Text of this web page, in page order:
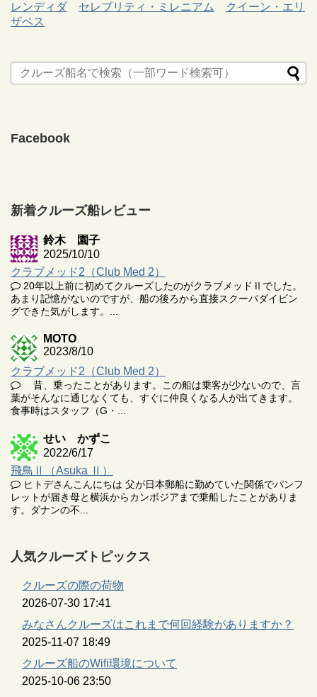
レンディダ
セレブリティ・ミレニアム
クイーン・エリ
ザベス
Facebook
新着クルーズ船レビュー
鈴木 園子
2025/10/10
クラブメッド2（Club Med 2）
20年以上前に初めてクルーズしたのがクラブメッドⅡでした。
あまり記憶がないのですが、船の後ろから直接スクーバダイビン
グできた気がします。...
MOTO
2023/8/10
クラブメッド2（Club Med 2）
昔、乗ったことがあります。この船は乗客が少ないので、言
葉がそんなに通じなくても、すぐに仲良くなる人が出てきます。
食事時はスタッフ（G・...
せい かずこ
2022/6/17
飛鳥Ⅱ（Asuka Ⅱ）
ヒトデさんこんにちは 父が日本郵船に勤めていた関係でパンフ
レットが届き母と横浜からカンボジアまで乗船したことがありま
す。ダナンの不...
人気クルーズトピックス
クルーズの際の荷物
2026-07-30 17:41
みなさんクルーズはこれまで何回経験がありますか？
2025-11-07 18:49
クルーズ船のWifi環境について
2025-10-06 23:50